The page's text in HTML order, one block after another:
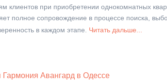
клиентов при приобретении однокомнатных
полное сопровождение в процессе поиска,
в каждом этапе.
Читать дальше...
Гармония Авангард в Одессе